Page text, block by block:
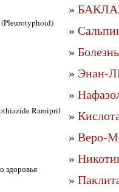
Ramipril
здоровья
»
»
»
» Энан-
»
»
» Веро-
»
»